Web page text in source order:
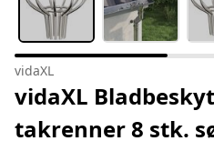
vidaXL
vidaXL
takrenner 8 stk.